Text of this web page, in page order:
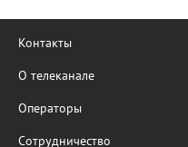
Контакты
О телеканале
Операторы
Сотрудничество